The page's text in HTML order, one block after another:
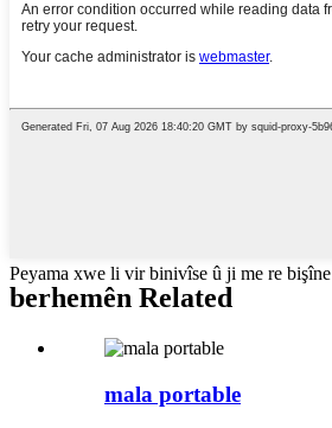
Peyama xwe li vir binivîse û ji me re bişîne
berhemên Related
mala portable